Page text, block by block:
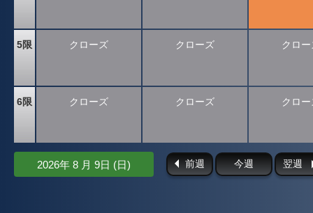
5限
6限
クローズ
クローズ
クローズ
クローズ
クロ
クロ
2026年 8 月 9日 (日) 前週 今週 翌週